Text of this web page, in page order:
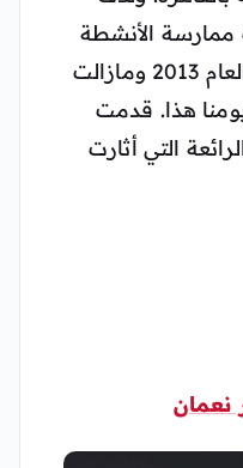
1994. بدأت ممارسة الأنشطة
الفنية والتمثيل في بداية العام 2013 ومازالت
هذا. قدمت
التي أثارت